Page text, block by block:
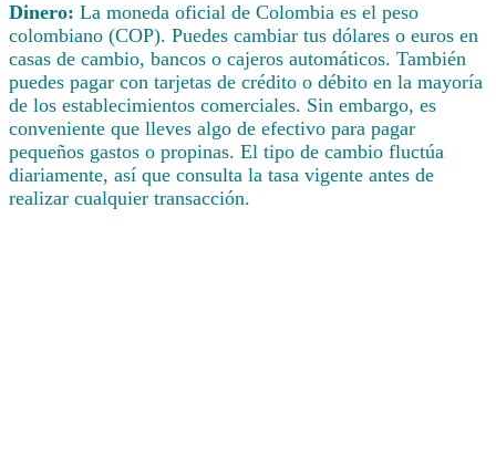
Dinero: La moneda oficial de Colombia es el peso
colombiano (COP). Puedes cambiar tus dólares o euros en
casas de cambio, bancos o cajeros automáticos. También
puedes pagar con tarjetas de crédito o débito en la mayoría
de los establecimientos comerciales. Sin embargo, es
conveniente que lleves algo de efectivo para pagar
pequeños gastos o propinas. El tipo de cambio fluctúa
diariamente, así que consulta la tasa vigente antes de
realizar cualquier transacción.